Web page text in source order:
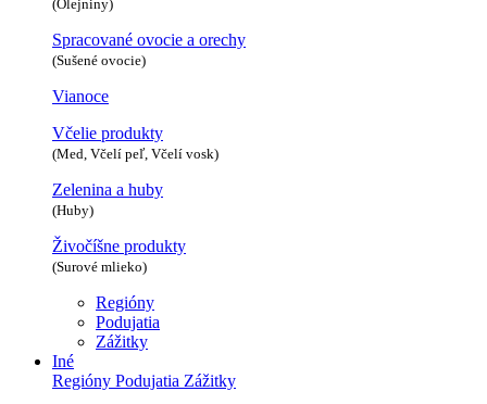
(Olejniny)
Spracované ovocie a orechy
(Sušené ovocie)
Vianoce
Včelie produkty
(Med, Včelí peľ, Včelí vosk)
Zelenina a huby
(Huby)
Živočíšne produkty
(Surové mlieko)
Regióny
Podujatia
Zážitky
Iné
Regióny Podujatia Zážitky